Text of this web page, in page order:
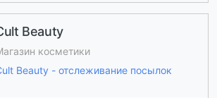
Beauty
косметики
Beauty - отслеживание посылок